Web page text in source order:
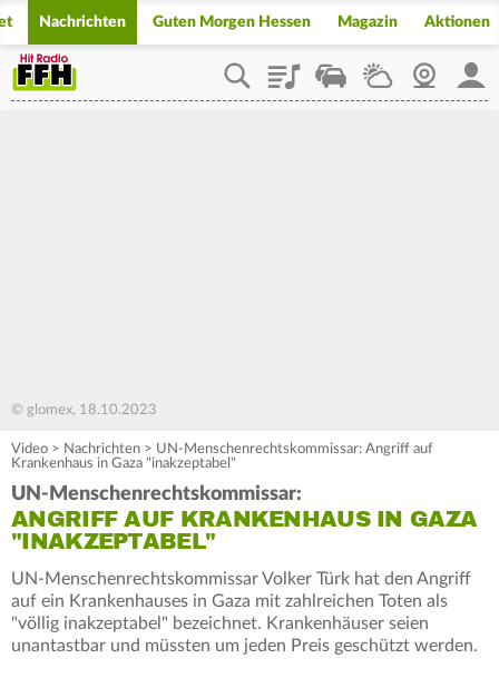
Nachrichten Guten Morgen Hessen Magazin Aktionen
PlaylistStaupilotWetterWebcam
© glomex, 18.10.2023
Video > Nachrichten > UN-Menschenrechtskommissar: Angriff auf
Krankenhaus in Gaza "inakzeptabel"
UN-Menschenrechtskommissar:
ANGRIFF AUF KRANKENHAUS IN GAZA
"INAKZEPTABEL"
UN-Menschenrechtskommissar Volker Türk hat den Angriff
auf ein Krankenhauses in Gaza mit zahlreichen Toten als
"völlig inakzeptabel" bezeichnet. Krankenhäuser seien
unantastbar und müssten um jeden Preis geschützt werden.